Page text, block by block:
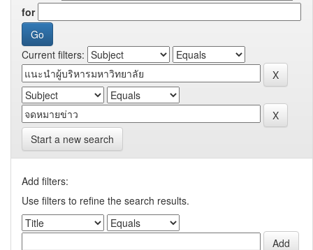
for
Current filters:
Start a new search
Add filters:
Use filters to refine the search results.